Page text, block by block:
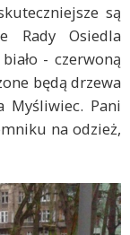
są
Rady Osiedla
- czerwoną
będą drzewa
Myśliwiec. Pani
na odzież,